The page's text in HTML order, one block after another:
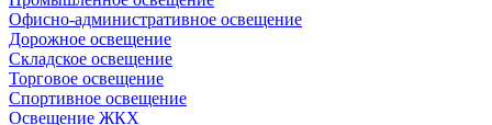
Офисно-административное освещение
Дорожное освещение
Складское освещение
Торговое освещение
Спортивное освещение
Освещение ЖКХ